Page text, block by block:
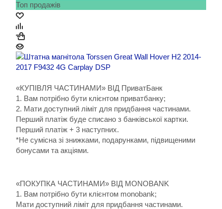
Топ продажів
«КУПІВЛЯ ЧАСТИНАМИ» ВІД ПриватБанк
1. Вам потрібно бути клієнтом приватбанку;
2. Мати доступний ліміт для придбання частинами.
Перший платіж буде списано з банківської картки.
Перший платіж + 3 наступних.
*Не сумісна зі знижками, подарунками, підвищеними
бонусами та акціями.
«ПОКУПКА ЧАСТИНАМИ» ВІД MONOBANK
1. Вам потрібно бути клієнтом monobank;
Мати доступний ліміт для придбання частинами.